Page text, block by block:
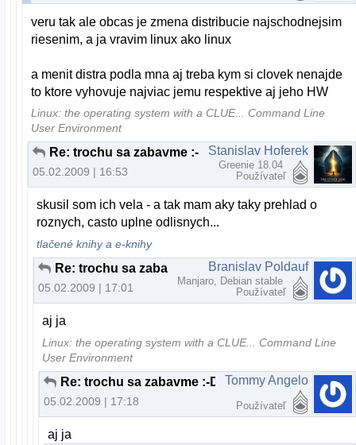
veru tak ale obcas je zmena distribucie najschodnejsim
riesenim, a ja vravim linux ako linux
a menit distra podla mna aj treba kym si clovek nenajde
to ktore vyhovuje najviac jemu respektive aj jeho HW
Linux: the operating system with a CLUE... Command Line
User Environment
Re: trochu sa zabavme :-D
05.02.2009 | 16:53
Stanislav Hoferek
Greenie 18.04
Používateľ
skusil som ich vela - a tak mam aky taky prehlad o
roznych, casto uplne odlisnych...
tlačené knihy a e-knihy
Re: trochu sa zabavme :-D
05.02.2009 | 17:01
Branislav Poldauf
Manjaro, Debian stable
Používateľ
aj ja
Linux: the operating system with a CLUE... Command Line
User Environment
Re: trochu sa zabavme :-D
05.02.2009 | 17:18
Tommy Angelo
Používateľ
aj ja